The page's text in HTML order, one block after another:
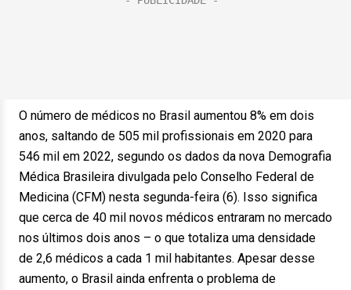
O número de médicos no Brasil aumentou 8% em dois
anos, saltando de 505 mil profissionais em 2020 para
546 mil em 2022, segundo os dados da nova Demografia
Médica Brasileira divulgada pelo Conselho Federal de
Medicina (CFM) nesta segunda-feira (6). Isso significa
que cerca de 40 mil novos médicos entraram no mercado
nos últimos dois anos – o que totaliza uma densidade
de 2,6 médicos a cada 1 mil habitantes. Apesar desse
aumento, o Brasil ainda enfrenta o problema de